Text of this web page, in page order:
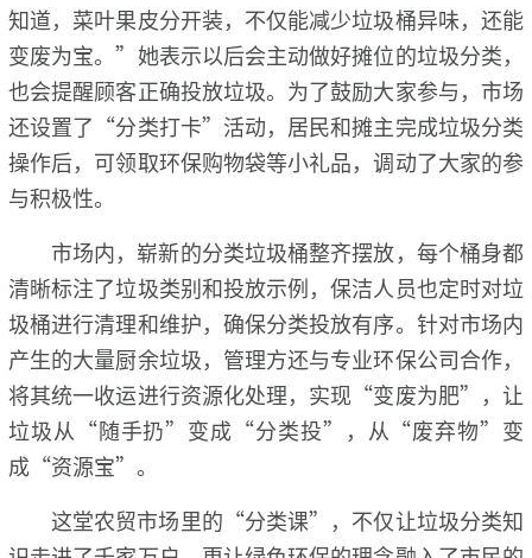
知道，菜叶果皮分开装，不仅能减少垃圾桶异味，还能
变废为宝。”她表示以后会主动做好摊位的垃圾分类，
也会提醒顾客正确投放垃圾。为了鼓励大家参与，市场
还设置了“分类打卡”活动，居民和摊主完成垃圾分类
操作后，可领取环保购物袋等小礼品，调动了大家的参
与积极性。
市场内，崭新的分类垃圾桶整齐摆放，每个桶身都
清晰标注了垃圾类别和投放示例，保洁人员也定时对垃
圾桶进行清理和维护，确保分类投放有序。针对市场内
产生的大量厨余垃圾，管理方还与专业环保公司合作，
将其统一收运进行资源化处理，实现“变废为肥”，让
垃圾从“随手扔”变成“分类投”，从“废弃物”变
成“资源宝”。
这堂农贸市场里的“分类课”，不仅让垃圾分类知